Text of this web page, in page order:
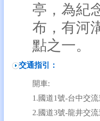
亭，為紀
布，有河
點之一。
交通指引：
開車:
1.國道1號-台中交流
2.國道3號-龍井交流